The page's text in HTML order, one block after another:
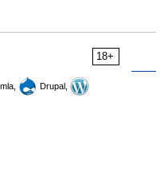
18+
Drupal,